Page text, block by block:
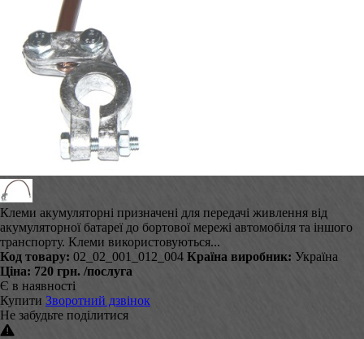
Клеми акумуляторні призначені для передачі живлення від
акумуляторної батареї до бортової мережі автомобіля та іншого
транспорту. Клеми використовуються...
Код товару: 02_02_001_012_004 Країна виробник: Україна
Ціна: 720 грн. /послуга
Є в наявності
Купити Зворотний дзвінок
Не забудьте поділитися